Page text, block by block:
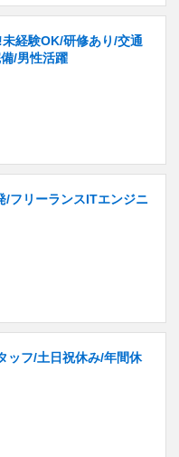
経験OK/研修あり/交通
/男性活躍
/フリーランスITエンジニ
ッフ/土日祝休み/年間休